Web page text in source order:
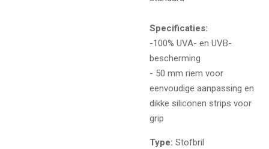
Specificaties:
-100% UVA- en UVB-
bescherming
- 50 mm riem voor
eenvoudige aanpassing en
dikke siliconen strips voor
grip
Type: Stofbril